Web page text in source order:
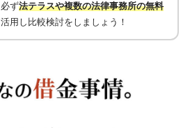
ず法テラスや複数の法律事務所の無料
用し比較検討をしましょう！